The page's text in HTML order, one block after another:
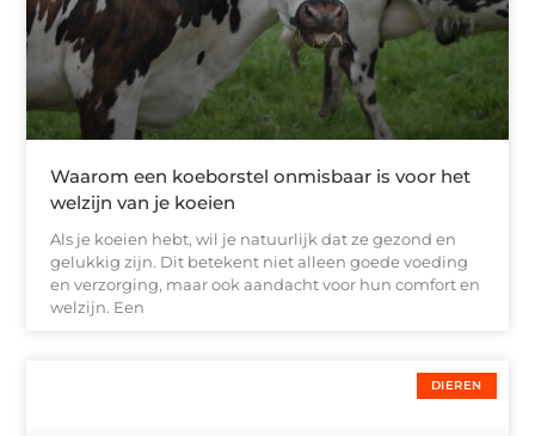
Waarom een koeborstel onmisbaar is voor het
welzijn van je koeien
Als je koeien hebt, wil je natuurlijk dat ze gezond en
gelukkig zijn. Dit betekent niet alleen goede voeding
en verzorging, maar ook aandacht voor hun comfort en
welzijn. Een
DIEREN